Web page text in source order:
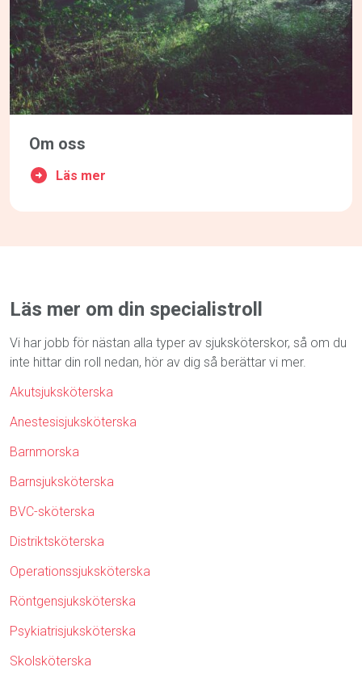
Om oss
Läs mer
Läs mer om din specialistroll
Vi har jobb för nästan alla typer av sjuksköterskor, så om du
inte hittar din roll nedan, hör av dig så berättar vi mer.
Akutsjuksköterska
Anestesisjuksköterska
Barnmorska
Barnsjuksköterska
BVC-sköterska
Distriktsköterska
Operationssjuksköterska
Röntgensjuksköterska
Psykiatrisjuksköterska
Skolsköterska